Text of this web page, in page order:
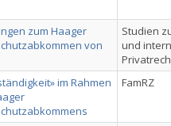
zum Haager
von
Studien
und
im Rahmen
FamRZ